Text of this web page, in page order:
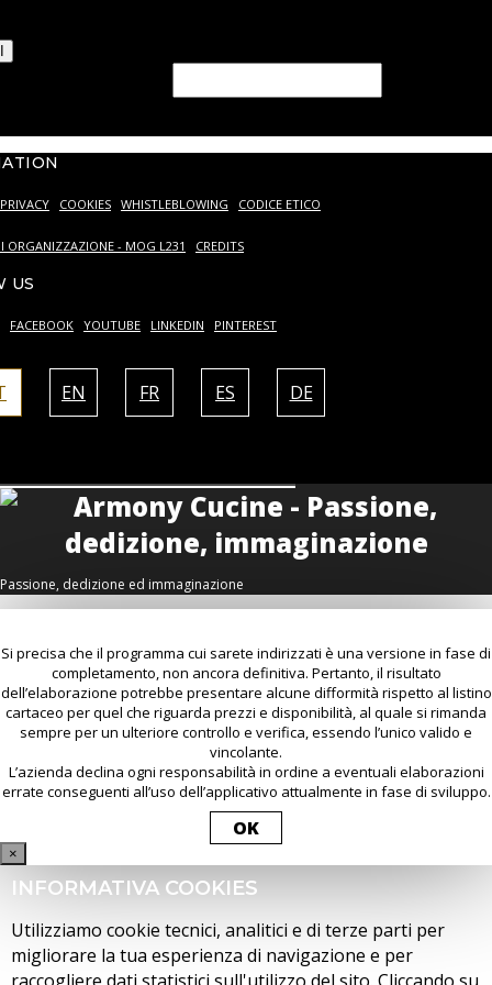
PRIVACY COOKIES WHISTLEBLOWING CODICE ETICO
ORGANIZZAZIONE - MOG L231 CREDITS
US
FACEBOOK YOUTUBE LINKEDIN PINTEREST
EN FR ES DE
Passione, dedizione ed immaginazione
Si precisa che il programma cui sarete indirizzati è una versione in fase di
completamento, non ancora definitiva. Pertanto, il risultato
dell’elaborazione potrebbe presentare alcune difformità rispetto al listino
cartaceo per quel che riguarda prezzi e disponibilità, al quale si rimanda
sempre per un ulteriore controllo e verifica, essendo l’unico valido e
vincolante.
L’azienda declina ogni responsabilità in ordine a eventuali elaborazioni
errate conseguenti all’uso dell’applicativo attualmente in fase di sviluppo.
OK
×
INFORMATIVA COOKIES
Utilizziamo cookie tecnici, analitici e di terze parti per
migliorare la tua esperienza di navigazione e per